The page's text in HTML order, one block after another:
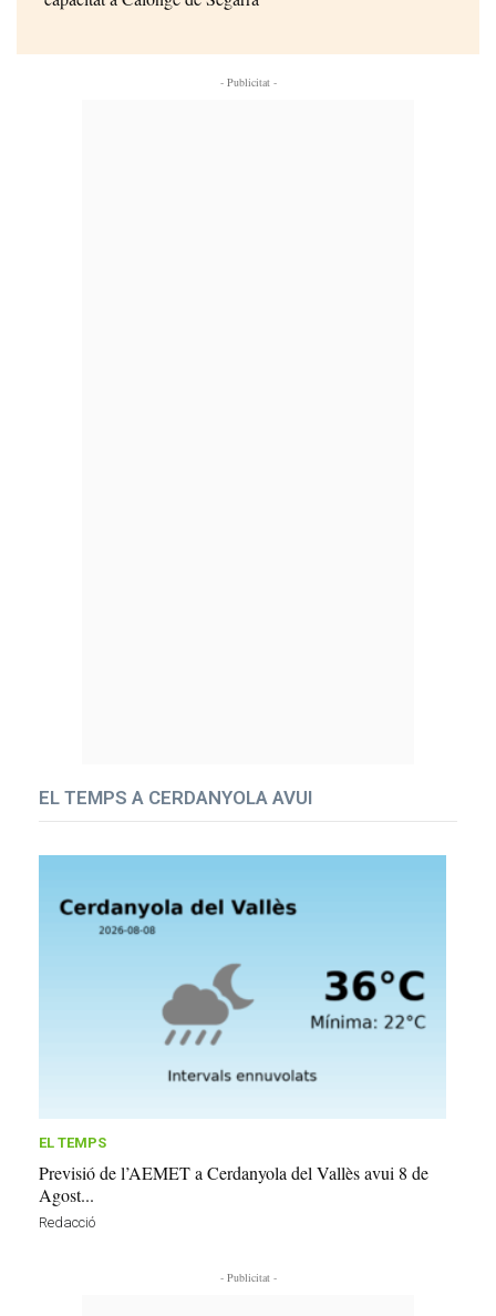
- Publicitat -
EL TEMPS A CERDANYOLA AVUI
EL TEMPS
Previsió de l’AEMET a Cerdanyola del Vallès avui 8 de
Agost...
Redacció
- Publicitat -